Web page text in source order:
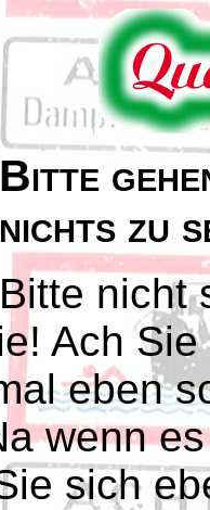
Bitte
nichts zu
Bitte nicht
Ach
eben
wenn
sich